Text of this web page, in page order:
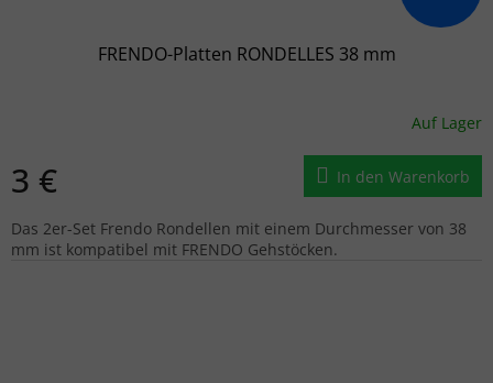
FRENDO-Platten RONDELLES 38 mm
Auf Lager
3 € In den Warenkorb
Das 2er-Set Frendo Rondellen mit einem Durchmesser von 38
mm ist kompatibel mit FRENDO Gehstöcken.